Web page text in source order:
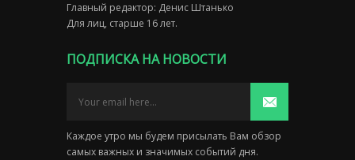
Главный редактор: Денис Штанько
Для лиц, старше 16 лет.
ПОДПИСКА НА НОВОСТИ
Каждое утро мы будем присылать Вам обзор
самых важных и значимых событий дня.